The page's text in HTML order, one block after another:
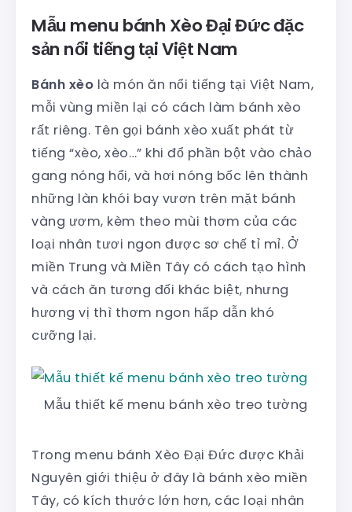
Mẫu menu bánh Xèo Đại Đức đặc
sản nổi tiếng tại Việt Nam
Bánh xèo là món ăn nổi tiếng tại Việt Nam,
mỗi vùng miền lại có cách làm bánh xèo
rất riêng. Tên gọi bánh xèo xuất phát từ
tiếng “xèo, xèo…” khi đổ phần bột vào chảo
gang nóng hổi, và hơi nóng bốc lên thành
những làn khói bay vươn trên mặt bánh
vàng ươm, kèm theo mùi thơm của các
loại nhân tươi ngon được sơ chế tỉ mỉ. Ở
miền Trung và Miền Tây có cách tạo hình
và cách ăn tương đối khác biệt, nhưng
hương vị thì thơm ngon hấp dẫn khó
cưỡng lại.
Mẫu thiết kế menu bánh xèo treo tường
Trong menu bánh Xèo Đại Đức được Khải
Nguyên giới thiệu ở đây là bánh xèo miền
Tây, có kích thước lớn hơn, các loại nhân